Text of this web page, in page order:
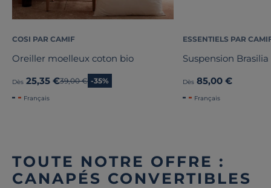
COSI PAR CAMIF
Oreiller moelleux coton bio
Dès 25,35 €Ancien prix
39,00 € -35%
Français
ESSENTIELS PAR
Suspension
Dès 85,00 €
Français
TOUTE NOTRE OFFRE :
CANAPÉS CONVERTIBLES